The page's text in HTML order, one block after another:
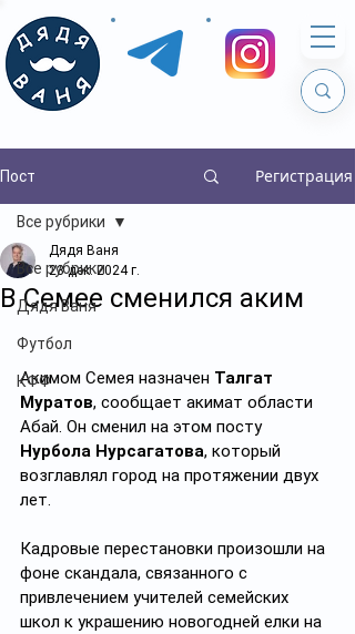
Пост Регистрация
Все рубрики
Дядя Ваня
Футбол
КФФ
Все рубрики
В Семее сменился аким
Дядя Ваня
23 дек. 2024 г.
Акимом Семея назначен Талгат
Муратов, сообщает акимат области
Абай. Он сменил на этом посту
Нурбола Нурсагатова, который
возглавлял город на протяжении двух
лет.
Кадровые перестановки произошли на
фоне скандала, связанного с
привлечением учителей семейских
школ к украшению новогодней елки на